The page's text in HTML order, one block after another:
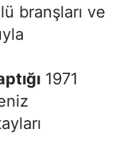
branşları ve
1971